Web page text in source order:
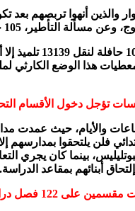
385 أستاذ جديد في مختلف المواد
هذا ويعتبر ملف
معطيات هذا الوضع
تؤجل دخول الأقسام
والأيام، حيث عمدت
فلن يلتحقوا
بينما كان يجري
أبنائهم بمقاعد الدراسة.